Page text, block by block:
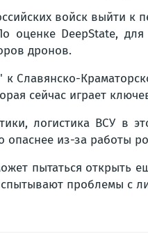
войск выйти
оценке DeepState,
дронов.
Славянско-
сейчас играет
логистика ВСУ в
из-за работы
пытаться
проблемы с